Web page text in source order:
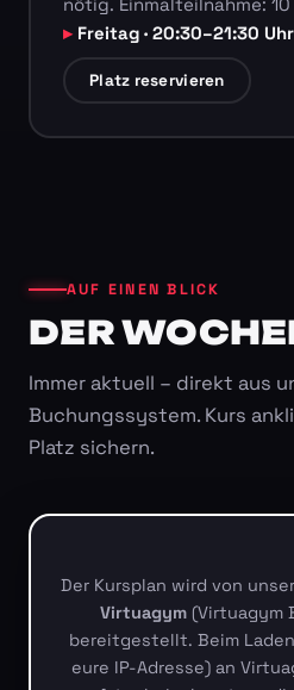
Freitag · 20:30–21:30 Uhr
Platz reservieren
AUF EINEN BLICK
DER
Immer aktuell – direkt aus
Buchungssystem. Kurs
Platz sichern.
Der Kursplan wird von
Virtuagym(Virtuagym
bereitgestellt. Beim
eure IP-Adresse) an